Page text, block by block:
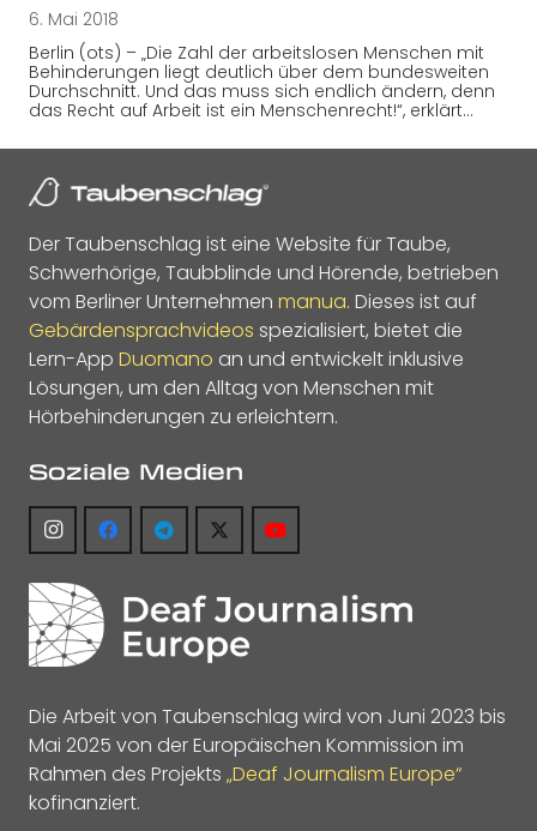
6. Mai 2018
Berlin (ots) – „Die Zahl der arbeitslosen Menschen mit
Behinderungen liegt deutlich über dem bundesweiten
Durchschnitt. Und das muss sich endlich ändern, denn
das Recht auf Arbeit ist ein Menschenrecht!“, erklärt…
Der Taubenschlag ist eine Website für Taube,
Schwerhörige, Taubblinde und Hörende, betrieben
vom Berliner Unternehmen manua. Dieses ist auf
Gebärdensprachvideos spezialisiert, bietet die
Lern-App Duomano an und entwickelt inklusive
Lösungen, um den Alltag von Menschen mit
Hörbehinderungen zu erleichtern.
Soziale Medien
Die Arbeit von Taubenschlag wird von Juni 2023 bis
Mai 2025 von der Europäischen Kommission im
Rahmen des Projekts „Deaf Journalism Europe“
kofinanziert.